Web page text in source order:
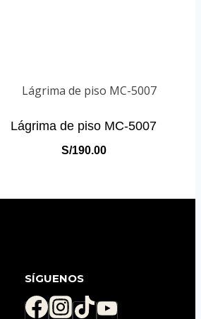
Lágrima de piso MC-5007
S/190.00
SÍGUENOS